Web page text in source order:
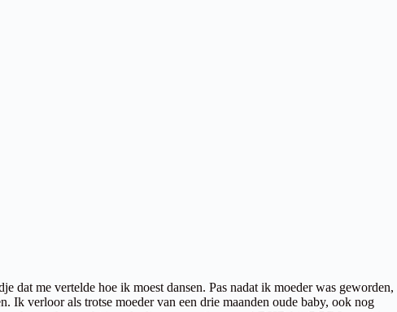
dat me vertelde hoe ik moest dansen. Pas nadat ik moeder was geworden,
Ik verloor als trotse moeder van een drie maanden oude baby, ook nog